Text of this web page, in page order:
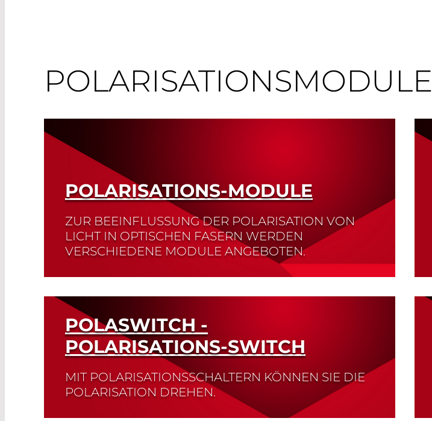
POLARISATIONSMODULE
POLARISATIONS-MODULE
ZUR BEEINFLUSSUNG DER POLARISATION VON
LICHT IN OPTISCHEN FASERN WERDEN
VERSCHIEDENE MODULE ANGEBOTEN.
Read More
POLASWITCH -
POLARISATIONS-SWITCH
MIT POLARISATIONSSCHALTERN KÖNNEN SIE DIE
POLARISATION DREHEN.